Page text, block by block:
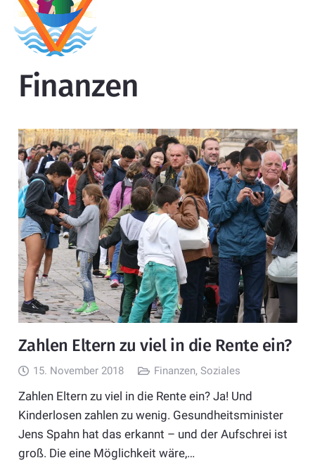
Finanzen
Zahlen Eltern zu viel in die Rente ein?
15. November 2018 Finanzen,Soziales
Zahlen Eltern zu viel in die Rente ein? Ja! Und
Kinderlosen zahlen zu wenig. Gesundheitsminister
Jens Spahn hat das erkannt – und der Aufschrei ist
groß. Die eine Möglichkeit wäre,…